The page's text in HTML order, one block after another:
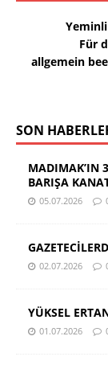
Für
allgemein
SON
MADIMAK’IN
BARIŞA
05.07.2026
02.07.2026
YÜKSEL
01.07.2026